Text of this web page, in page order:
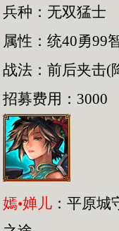
兵种：无双猛士
属性：统40勇99
战法：前后夹击(
招募费用：3000
嫣•婵儿 ：平原